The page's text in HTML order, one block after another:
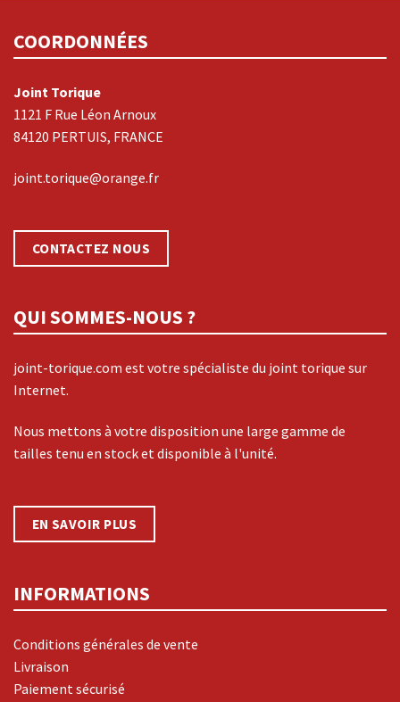
COORDONNÉES
Joint Torique
1121 F Rue Léon Arnoux
84120 PERTUIS, FRANCE
joint.torique@orange.fr
CONTACTEZ NOUS
QUI SOMMES-NOUS ?
joint-torique.com est votre spécialiste du joint torique sur
Internet.
Nous mettons à votre disposition une large gamme de
tailles tenu en stock et disponible à l'unité.
EN SAVOIR PLUS
INFORMATIONS
Conditions générales de vente
Livraison
Paiement sécurisé